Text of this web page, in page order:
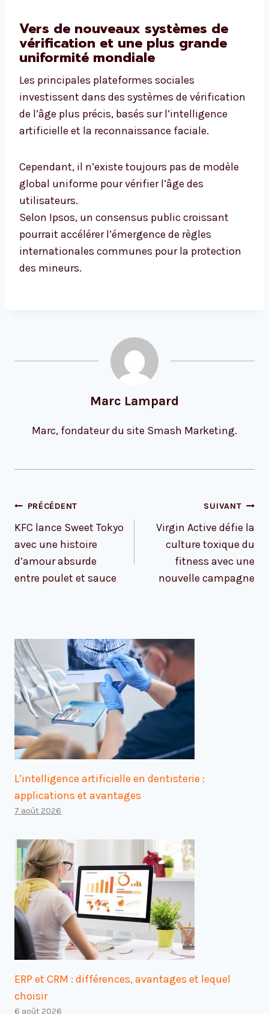
Vers de nouveaux systèmes de
vérification et une plus grande
uniformité mondiale
Les principales plateformes sociales
investissent dans des systèmes de vérification
de l’âge plus précis, basés sur l’intelligence
artificielle et la reconnaissance faciale.
Cependant, il n’existe toujours pas de modèle
global uniforme pour vérifier l’âge des
utilisateurs.
Selon Ipsos, un consensus public croissant
pourrait accélérer l’émergence de règles
internationales communes pour la protection
des mineurs.
Marc Lampard
Marc, fondateur du site Smash Marketing.
Navigation
l’article
PRÉCÉDENT
KFC lance Sweet Tokyo
avec une histoire
d’amour absurde
entre poulet et sauce
SUIVANT
Virgin Active défie la
culture toxique du
fitness avec une
nouvelle campagne
L’intelligence artificielle en dentisterie :
applications et avantages
7 août 2026
ERP et CRM : différences, avantages et lequel
choisir
6 août 2026